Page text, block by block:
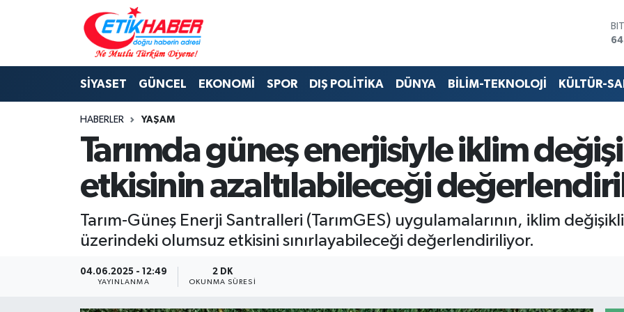
SİYASET GÜNCEL EKONOMİ SPOR DIŞ POLİTİKA DÜNYA BİLİM-TEKNOLOJİ KÜLTÜR-
HABERLER YAŞAM
Tarımda güneş enerjisiyle iklim
etkisinin azaltılabileceği
Tarım-Güneş Enerji Santralleri (TarımGES) uygulamalarının, iklim
üzerindeki olumsuz etkisini sınırlayabileceği değerlendiriliyor.
04.06.2025 - 12:49
YAYINLANMA
2 DK
OKUNMA SÜRESI
BİLİM-TEKNOLOJİ
DIŞ POLİTİKA
EĞİTİM GENÇLİK
EKONOMİ
KÜLTÜR-SANAT-MAGAZİN
Nöbetçi Eczaneler
Hava Durumu
İstanbul Namaz Vakitleri
Trafik Durumu
Süper Lig Puan Durumu ve Fikstür
Son Dakika Haberleri